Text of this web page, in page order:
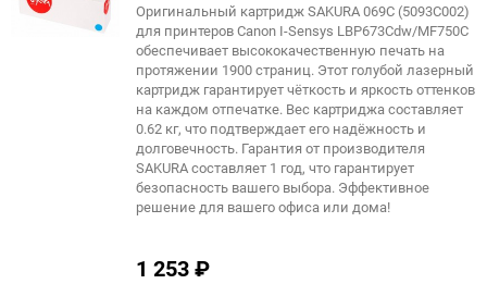
Оригинальный картридж SAKURA 069C (5093C002)
для принтеров Canon I-Sensys LBP673Cdw/MF750C
обеспечивает высококачественную печать на
протяжении 1900 страниц. Этот голубой лазерный
картридж гарантирует чёткость и яркость оттенков
на каждом отпечатке. Вес картриджа составляет
0.62 кг, что подтверждает его надёжность и
долговечность. Гарантия от производителя
SAKURA составляет 1 год, что гарантирует
безопасность вашего выбора. Эффективное
решение для вашего офиса или дома!
1 253₽